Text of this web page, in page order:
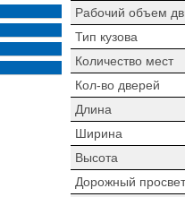
Рабочий объем
Тип кузова
Количество мест
Кол-во дверей
Длина
Ширина
Высота
Дорожный просвет